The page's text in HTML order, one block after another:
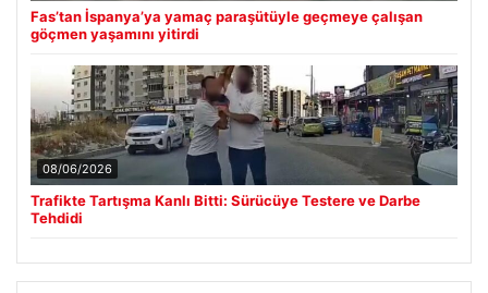
Fas’tan İspanya’ya yamaç paraşütüyle geçmeye çalışan
göçmen yaşamını yitirdi
08/06/2026
Trafikte Tartışma Kanlı Bitti: Sürücüye Testere ve Darbe
Tehdidi